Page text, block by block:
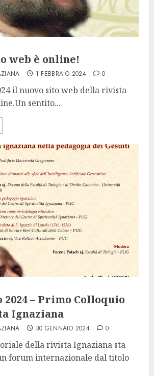
web è online!
1 FEBBRAIO 2024 0
il nuovo sito web della rivista
sentito...
2024 – Primo Colloquio
Ignaziana
30 GENNAIO 2024 0
della rivista Ignaziana sta
forum internazionale dal titolo